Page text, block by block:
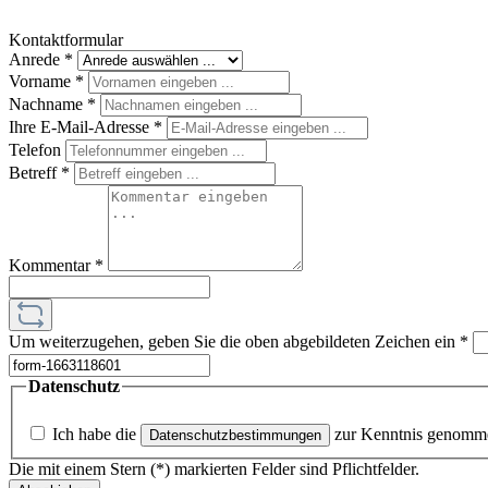
Kontaktformular
Anrede *
Vorname *
Nachname *
Ihre E-Mail-Adresse *
Telefon
Betreff *
Kommentar *
Um weiterzugehen, geben Sie die oben abgebildeten Zeichen ein *
Datenschutz
Ich habe die Datenschutzbestimmungen zur Kenntnis
Die mit einem Stern (*) markierten Felder sind Pflichtfelder.